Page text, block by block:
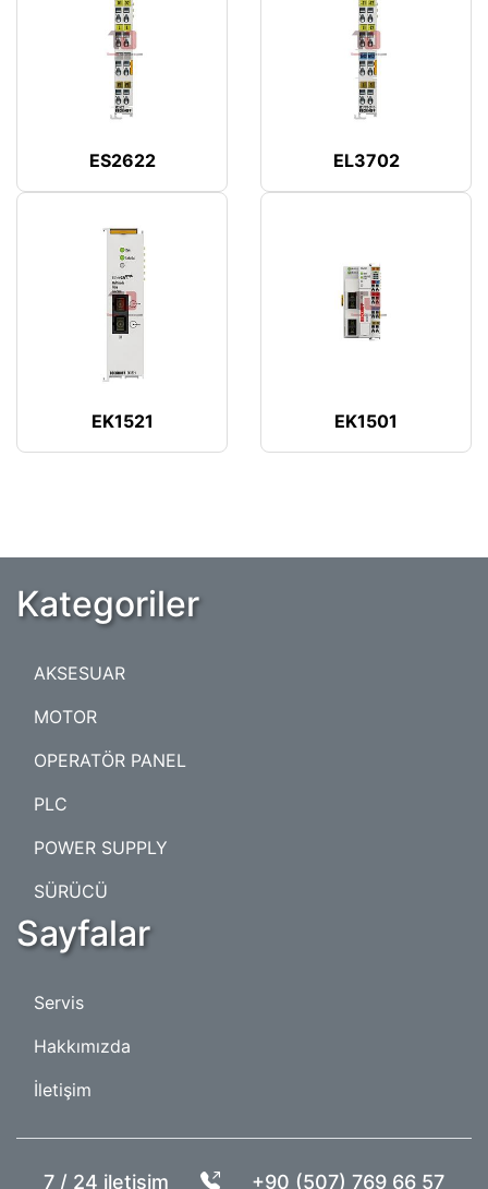
ES2622 EL3702
EK1521 EK1501
Kategoriler
AKSESUAR
MOTOR
OPERATÖR PANEL
PLC
POWER SUPPLY
SÜRÜCÜ
Sayfalar
Servis
Hakkımızda
İletişim
7 / 24 iletişim +90 (507) 769 66 57